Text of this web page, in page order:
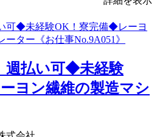
週払い可◆未経験
ヨン繊維の製造マシ